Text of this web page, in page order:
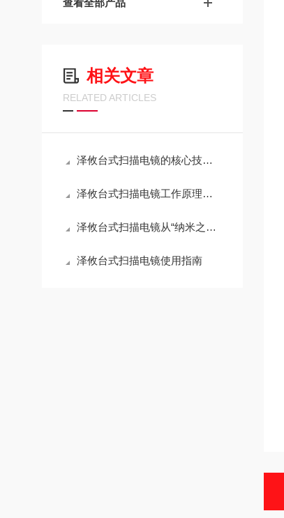
查看全部产品
相关文章
RELATED ARTICLES
泽攸台式扫描电镜的核心技术解析：小体积、高分辨率与桌面化的如何兼得？
泽攸台式扫描电镜工作原理与技术特点
泽攸台式扫描电镜从“纳米之眼”到“智能终端”的精密架构
泽攸台式扫描电镜使用指南